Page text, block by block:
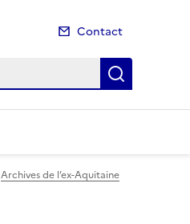
Contact
Archives de l’ex-Aquitaine